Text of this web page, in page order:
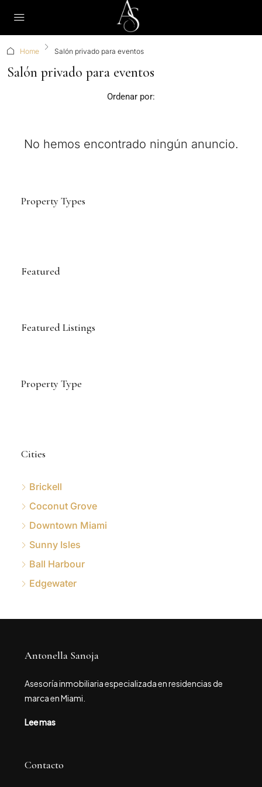
Home Salón privado para eventos
Salón privado para eventos
Ordenar por:
No hemos encontrado ningún anuncio.
Property Types
Featured
Featured Listings
Property Type
Cities
Brickell
Coconut Grove
Downtown Miami
Sunny Isles
Ball Harbour
Edgewater
Antonella Sanoja
Asesoría inmobiliaria especializada en residencias de
marca en Miami.
Lee mas
Contacto